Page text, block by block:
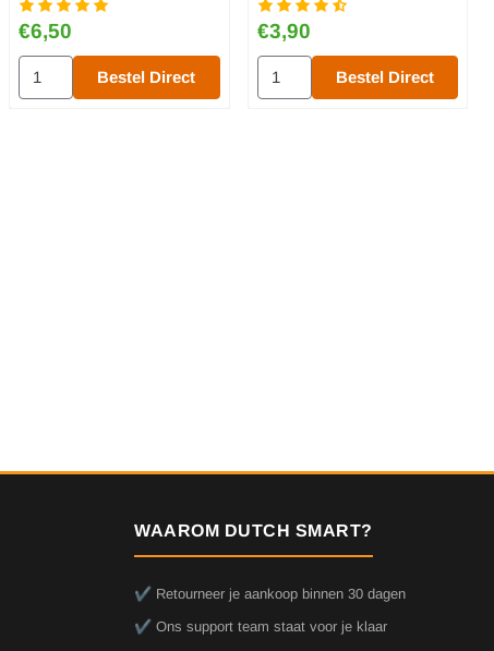
lege capsules
Prijs: 6,50
€6,50
Aantal kiezen voor Vegetarisch ''00'' 100x lege capsules (HPMC)
Bestel Direct
Prijs: 3,90
€3,90
Aantal kiezen voor gelatine ''1''
Bestel Direct
WAAROM DUTCH SMART?
✔️ Retourneer je aankoop binnen 30 dagen
✔️ Ons support team staat voor je klaar